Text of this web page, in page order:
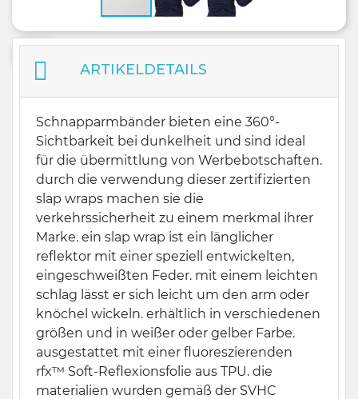
ARTIKELDETAILS
Schnapparmbänder bieten eine 360°-
Sichtbarkeit bei dunkelheit und sind ideal
für die übermittlung von Werbebotschaften.
durch die verwendung dieser zertifizierten
slap wraps machen sie die
verkehrssicherheit zu einem merkmal ihrer
Marke. ein slap wrap ist ein länglicher
reflektor mit einer speziell entwickelten,
eingeschweißten Feder. mit einem leichten
schlag lässt er sich leicht um den arm oder
knöchel wickeln. erhältlich in verschiedenen
größen und in weißer oder gelber Farbe.
ausgestattet mit einer fluoreszierenden
rfx™ Soft-Reflexionsfolie aus TPU. die
materialien wurden gemäß der SVHC